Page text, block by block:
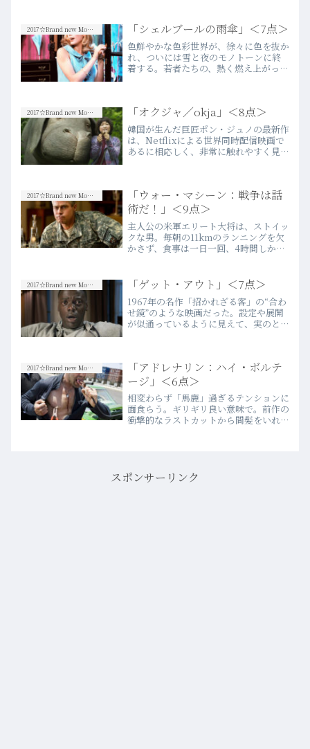
いる。ただし、同時にオリジナルと比較
しての圧倒的な“物足りな…more
2017☆Brand new Movies 「シェルブールの雨傘」＜7点＞
色鮮やかな色彩世界が、徐々に色を抜か
れ、ついには雪と夜のモノトーンに終
着する。若者たちの、熱く燃え上がった
なんて瞬く間に過ぎ去り、心変…more
2017☆Brand new Movies 「オクジャ／okja」＜8点＞
韓国が生んだ巨匠ポン・ジュノの最新作
は、Netflixによる世界同時配信映画で
あるに相応しく、非常に触れやすく見や
ではない。当然ながら、…more
2017☆Brand new Movies
「ウォー・マシーン：戦争は話
術だ！」＜9点＞
主人公の米軍エリート大将は、ストイッ
クな男。毎朝の11kmのランニングを欠
かさず、食事は一日一回、4時間しか眠
い。そこには、この「戦争についての映
画」におけるシニカルな悪…more
2017☆Brand new Movies 「ゲット・アウト」＜7点＞
1967年の名作「招かれざる客」の“合わ
せ鏡”のような映画だった。設定や展開
が似通っているように見えて、実のとこ
る虚像の真裏に全…more
2017☆Brand new Movies
「アドレナリン：ハイ・ボルテ
ージ」＜6点＞
相変わらず「馬鹿」過ぎるテンションに
面食らう。ギリギリ良い意味で。前作の
衝撃的なラストカットから間髪をいれず
スポンサーリンク